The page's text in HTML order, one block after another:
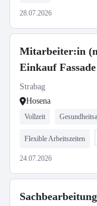
28.07.2026
Mitarbeiter:in
Einkauf Fassade
Strabag
Hosena
Vollzeit
Flexible Arbeitszeiten
24.07.2026